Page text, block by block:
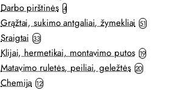
Darbo pirštinės 4
Grąžtai, sukimo antgaliai, žymekliai 51
Sraigtai 33
Klijai, hermetikai, montavimo putos 19
Matavimo ruletės, peiliai, geležtės 20
Chemija 12